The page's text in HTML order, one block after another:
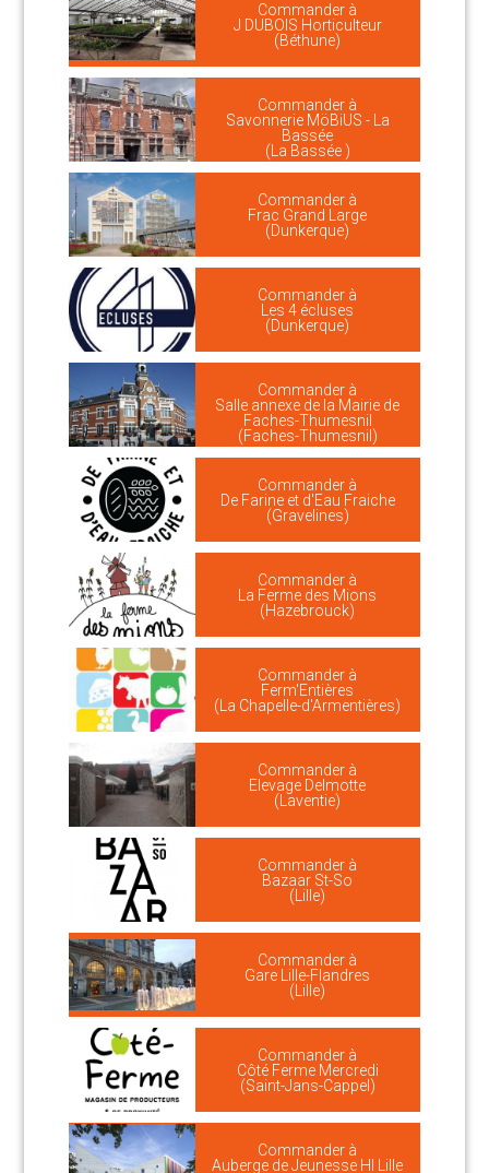
Commander à
J DUBOIS Horticulteur
(Béthune)
Commander à
Savonnerie MöBiUS - La
Bassée
(La Bassée )
Commander à
Frac Grand Large
(Dunkerque)
Commander à
Les 4 écluses
(Dunkerque)
Commander à
Salle annexe de la Mairie de
Faches-Thumesnil
(Faches-Thumesnil)
Commander à
De Farine et d'Eau Fraiche
(Gravelines)
Commander à
La Ferme des Mions
(Hazebrouck)
Commander à
Ferm'Entières
(La Chapelle-d'Armentières)
Commander à
Elevage Delmotte
(Laventie)
Commander à
Bazaar St-So
(Lille)
Commander à
Gare Lille-Flandres
(Lille)
Commander à
Côté Ferme Mercredi
(Saint-Jans-Cappel)
Commander à
Auberge de Jeunesse HI Lille